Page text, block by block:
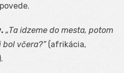
„Ta idzeme do mesta, potom
bol včera?”(afrikácia,